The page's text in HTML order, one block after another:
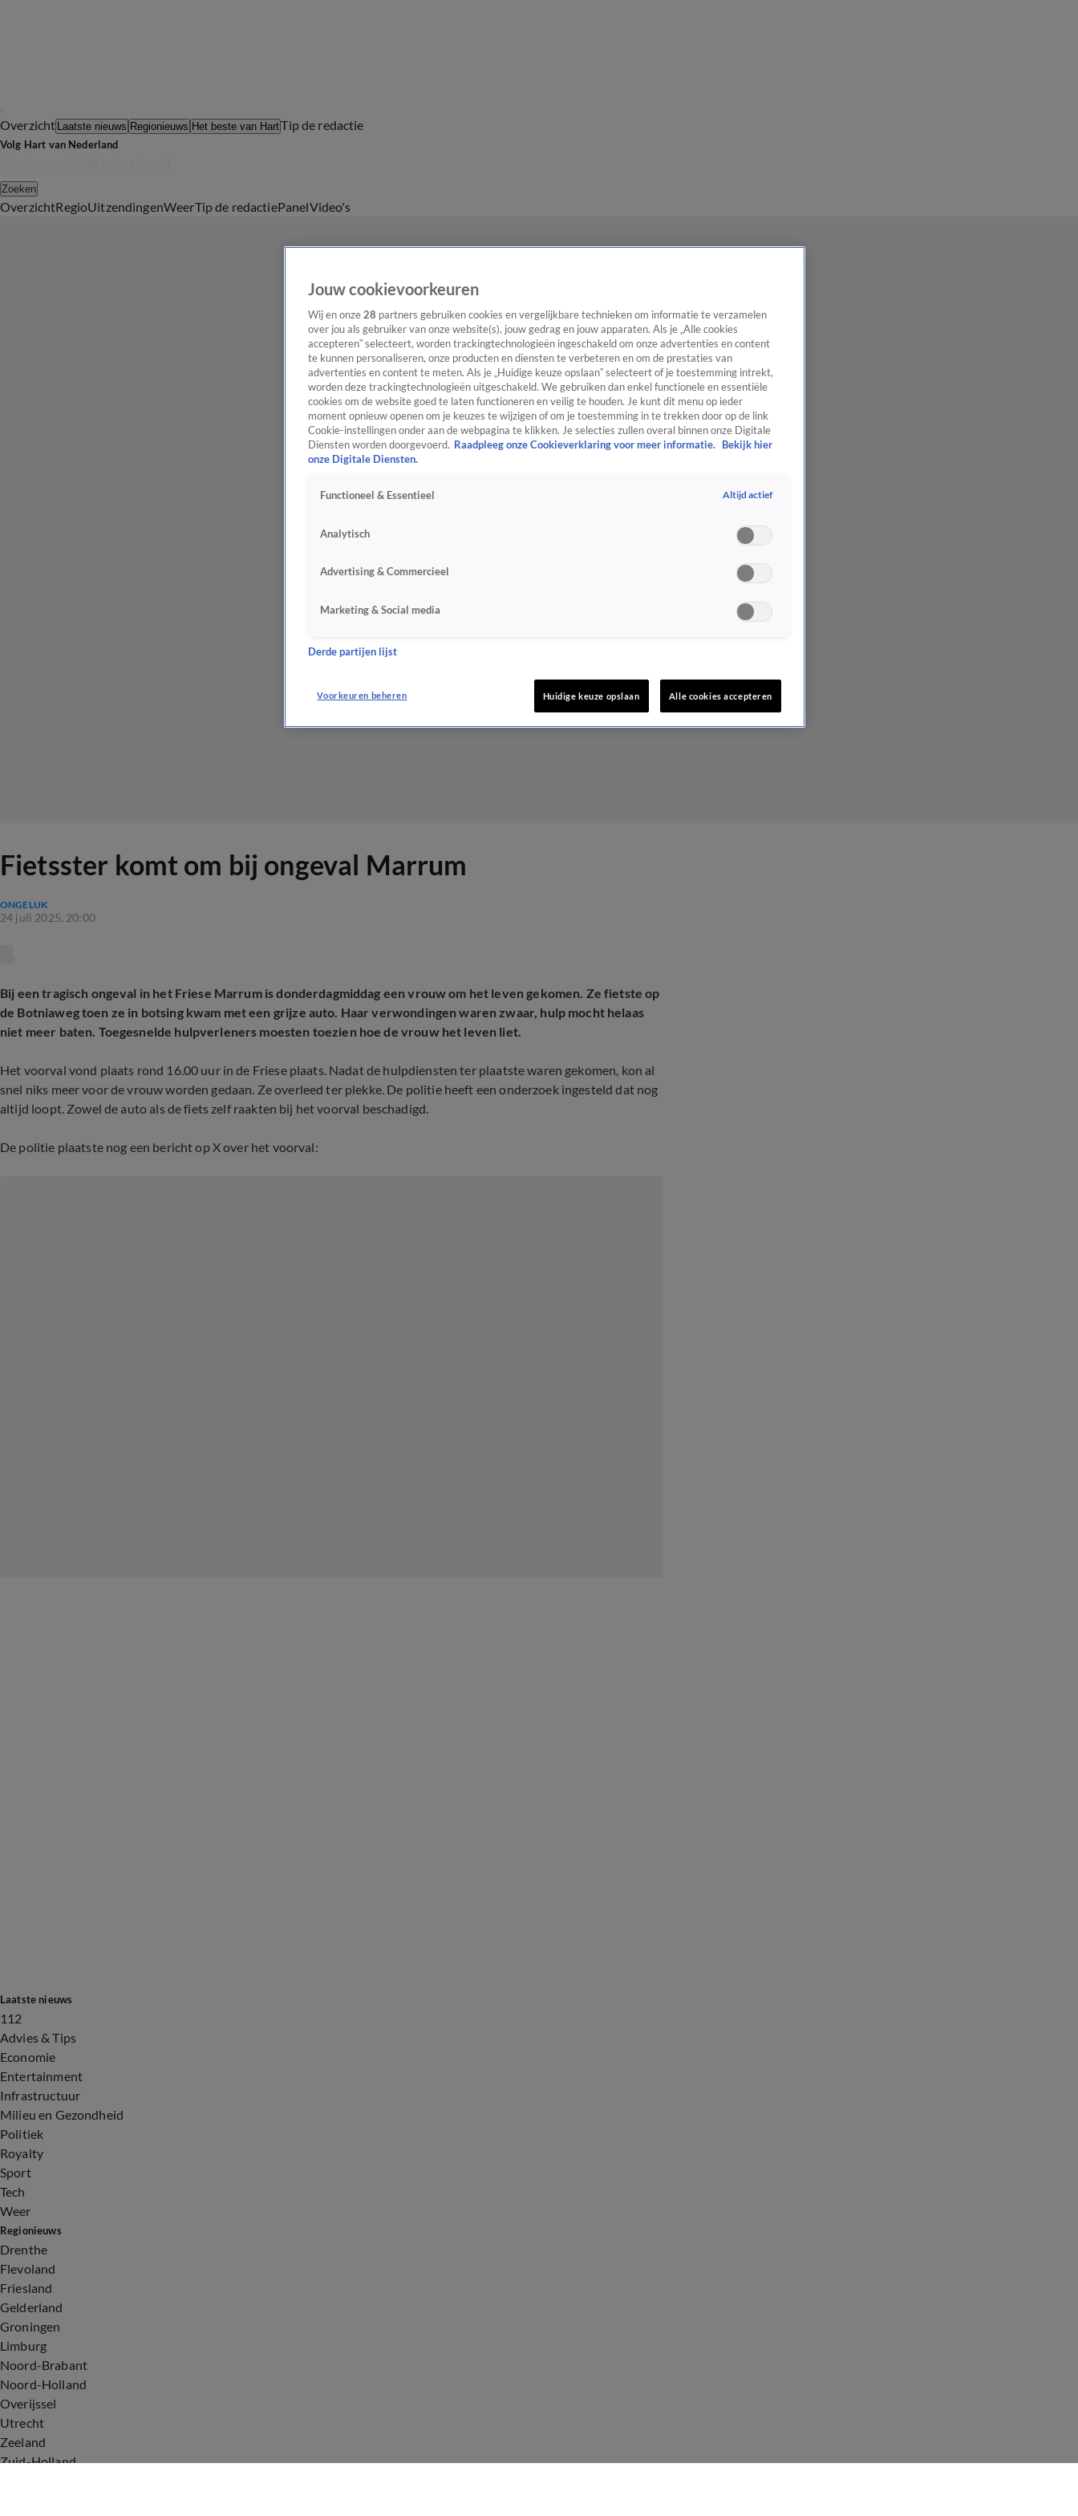
Overzicht Laatste nieuws Regionieuws Het beste van HartTip de redactie
Volg Hart van Nederland
Zoeken
OverzichtRegioUitzendingenWeerTip de redactiePanelVideo's
Fietsster komt om bij ongeval Marrum
ONGELUK
24 juli 2025, 20:00
Bij een tragisch ongeval in het Friese Marrum is donderdagmiddag een vrouw om het leven gekomen. Ze fietste op
de Botniaweg toen ze in botsing kwam met een grijze auto. Haar verwondingen waren zwaar, hulp mocht helaas
niet meer baten. Toegesnelde hulpverleners moesten toezien hoe de vrouw het leven liet.
Het voorval vond plaats rond 16.00 uur in de Friese plaats. Nadat de hulpdiensten ter plaatste waren gekomen, kon al
snel niks meer voor de vrouw worden gedaan. Ze overleed ter plekke. De politie heeft een onderzoek ingesteld dat nog
altijd loopt. Zowel de auto als de fiets zelf raakten bij het voorval beschadigd.
De politie plaatste nog een bericht op X over het voorval:
Laatste nieuws
112
Advies & Tips
Economie
Entertainment
Infrastructuur
Milieu en Gezondheid
Politiek
Royalty
Sport
Tech
Weer
Regionieuws
Drenthe
Flevoland
Friesland
Gelderland
Groningen
Limburg
Noord-Brabant
Noord-Holland
Overijssel
Utrecht
Zeeland
Zuid-Holland
Jouw cookievoorkeuren
Wij en onze 28 partners gebruiken cookies en vergelijkbare technieken om informatie te verzamelen
over jou als gebruiker van onze website(s), jouw gedrag en jouw apparaten. Als je „Alle cookies
accepteren” selecteert, worden trackingtechnologieën ingeschakeld om onze advertenties en content
te kunnen personaliseren, onze producten en diensten te verbeteren en om de prestaties van
advertenties en content te meten. Als je „Huidige keuze opslaan” selecteert of je toestemming intrekt,
worden deze trackingtechnologieën uitgeschakeld. We gebruiken dan enkel functionele en essentiële
cookies om de website goed te laten functioneren en veilig te houden. Je kunt dit menu op ieder
moment opnieuw openen om je keuzes te wijzigen of om je toestemming in te trekken door op de link
Cookie-instellingen onder aan de webpagina te klikken. Je selecties zullen overal binnen onze Digitale
Diensten worden doorgevoerd. Raadpleeg onze Cookieverklaring voor meer informatie.
Bekijk hier
onze Digitale Diensten.
Functioneel & Essentieel Altijd actief
Analytisch
Advertising & Commercieel
Marketing & Social media
Derde partijen lijst
Voorkeuren beheren Huidige keuze opslaan Alle cookies accepteren